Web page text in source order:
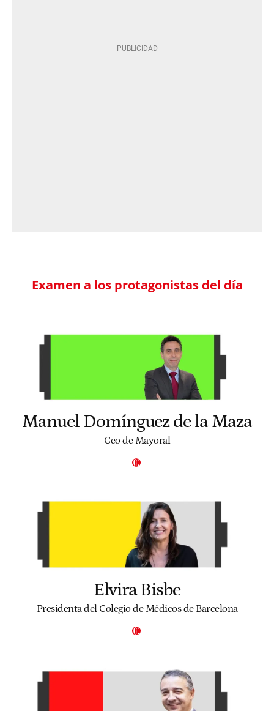
Examen a los protagonistas del día
Manuel Domínguez de la Maza
Ceo de Mayoral
Elvira Bisbe
Presidenta del Colegio de Médicos de Barcelona